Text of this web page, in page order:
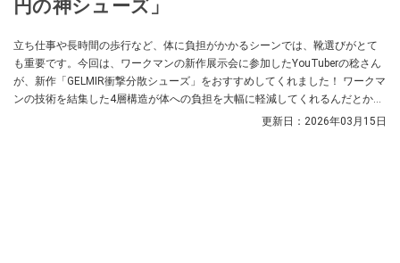
円の神シューズ」
立ち仕事や長時間の歩行など、体に負担がかかるシーンでは、靴選びがとて
も重要です。今回は、ワークマンの新作展示会に参加したYouTuberの稔さん
が、新作「GELMIR衝撃分散シューズ」をおすすめしてくれました！ ワークマ
ンの技術を結集した4層構造が体への負担を大幅に軽減してくれるんだとか！
更新日： 2026年03月15日